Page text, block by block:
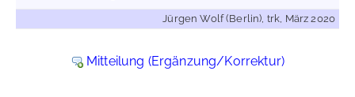
Jürgen Wolf (Berlin), trk, März 2020
Mitteilung (Ergänzung/Korrektur)